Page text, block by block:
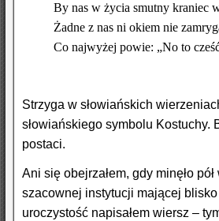
By nas w życia smutny kraniec
Żadne z nas ni okiem nie
Co najwyżej powie: „No to
Strzyga w słowiańskich
słowiańskiego symbolu Kostuchy.
postaci.
Ani się obejrzałem, gdy minęło
szacownej instytucji mającej
uroczystość napisałem wiersz –